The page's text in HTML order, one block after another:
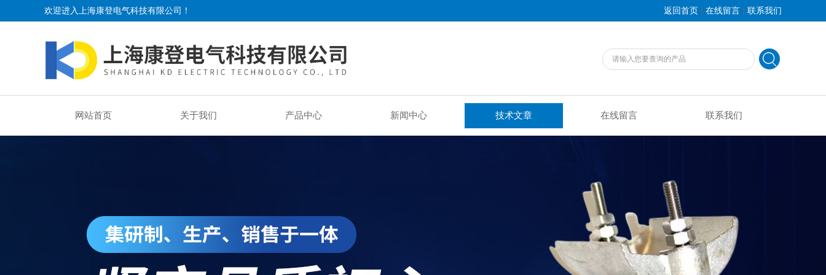
欢迎进入上海康登电气科技有限公司！ 返回首页 | 在线留言 | 联系我们
网站首页 关于我们 产品中心 新闻中心 技术文章 在线留言 联系我们